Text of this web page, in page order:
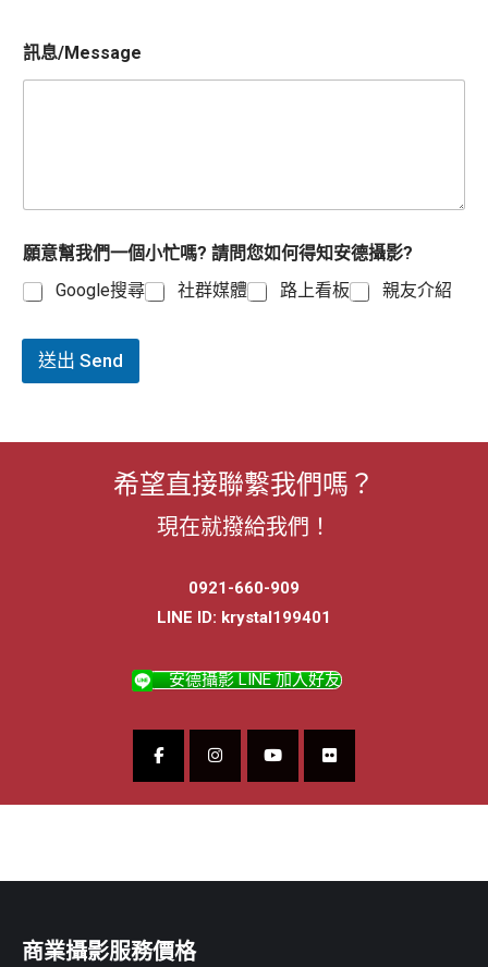
訊息/Message
願意幫我們一個小忙嗎? 請問您如何得知安德攝影?
Google搜尋
社群媒體 路上看板 親友介紹
送出 Send
希望直接聯繫我們嗎？
現在就撥給我們！
0921-660-909
LINE ID: krystal199401
安德攝影 LINE 加入好友
商業攝影服務價格